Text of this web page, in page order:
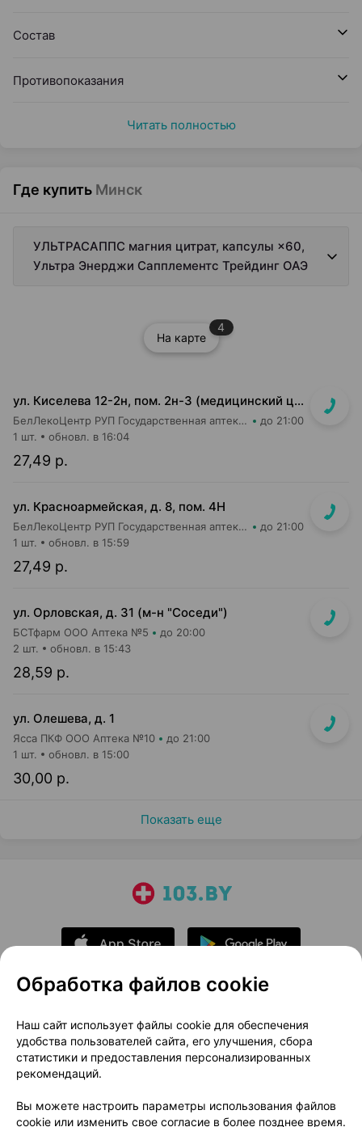
Состав
Противопоказания
Читать полностью
Где купить Минск
УЛЬТРАСАППС магния цитрат, капсулы ×60,
Ультра Энерджи Сапплементс Трейдинг ОАЭ
На карте
4
ул. Киселева 12-2н, пом. 2н-3 (медицинский центр "Горизонт", 3 этаж)
БелЛекоЦентр РУП Государственная аптека №52 до 21:00
27,49 р.
1 шт. обновл. в 16:04
ул. Красноармейская, д. 8, пом. 4Н
БелЛекоЦентр РУП Государственная аптека №12 до 21:00
27,49 р.
1 шт. обновл. в 15:59
ул. Орловская, д. 31 (м-н "Соседи")
БСТфарм ООО Аптека №5 до 20:00
28,59 р.
2 шт. обновл. в 15:43
ул. Олешева, д. 1
Ясса ПКФ ООО Аптека №10 до 21:00
30,00 р.
1 шт. обновл. в 15:00
Показать еще
О проекте
Новости проекта
Размещение рекламы
Медицинский маркетинг
Публичный договор
Доставка
Способы оплаты
Вакансии Партнеры
Обработка файлов cookie
Наш сайт использует файлы cookie для обеспечения
удобства пользователей сайта, его улучшения, сбора
статистики и предоставления персонализированных
рекомендаций.
Вы можете настроить параметры использования файлов
cookie или изменить свое согласие в более позднее время.